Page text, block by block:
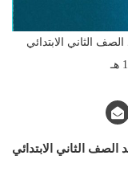
الثاني الابتدائي
الثاني الابتدائي